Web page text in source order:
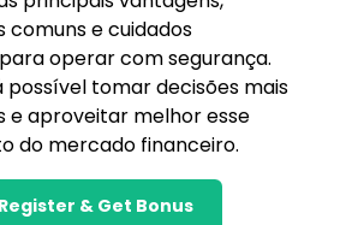
comuns e cuidados
operar com segurança.
possível tomar decisões mais
e aproveitar melhor esse
do mercado financeiro.
Register & Get Bonus